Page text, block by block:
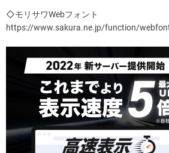
◇モリサワWebフォント
https://www.sakura.ne.jp/function/